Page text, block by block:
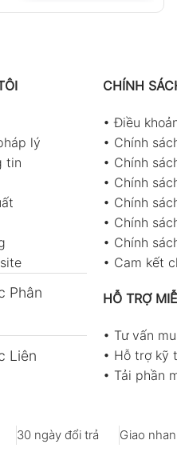
lý
tin
Phân
Liên
CHÍNH
•Điều
• Chính
• Chính
• Chính
• Chính
• Chính
• Chính
• Cam kết
HỖ TRỢ
• Tư vấn
• Hỗ trợ kỹ
• Tải phần
30 ngày đổi trả Giao